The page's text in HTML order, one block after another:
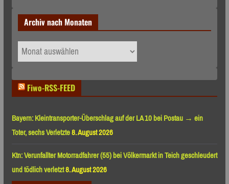
Archiv nach Monaten
Archiv
nach
Fiwo-RSS-FEED
Bayern: Kleintransporter-Überschlag auf der LA 10 bei Postau → ein
Toter, sechs Verletzte8. August 2026
Ktn: Verunfallter Motorradfahrer (55) bei Völkermarkt in Teich geschleudert
und tödlich verletzt8. August 2026